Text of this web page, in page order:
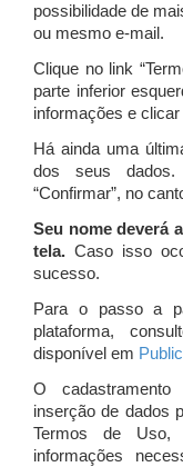
possibilidade de
ou mesmo e-mail.
Clique no link
parte inferior
informações e clicar
Há ainda uma
dos seus
“Confirmar”, no
Seu nome deverá
tela. Caso isso
sucesso.
Para o passo a
plataforma,
disponível em
O cadastramento
inserção de dados
Termos de
informações